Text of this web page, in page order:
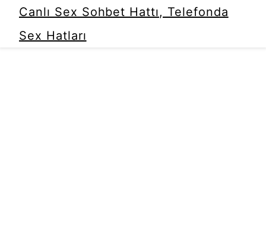
Canlı Sex Sohbet Hattı, Telefonda
Sex Hatları